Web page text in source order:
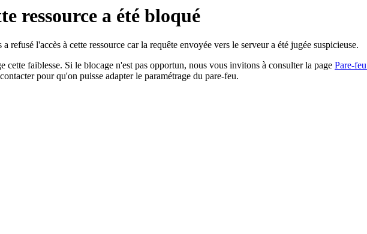
ressource a été bloqué
refusé l'accès à cette ressource car la requête envoyée vers le serveur a été jugée suspicieuse.
cette faiblesse. Si le blocage n'est pas opportun, nous vous invitons à consulter la page Pare-
pour qu'on puisse adapter le paramétrage du pare-feu.